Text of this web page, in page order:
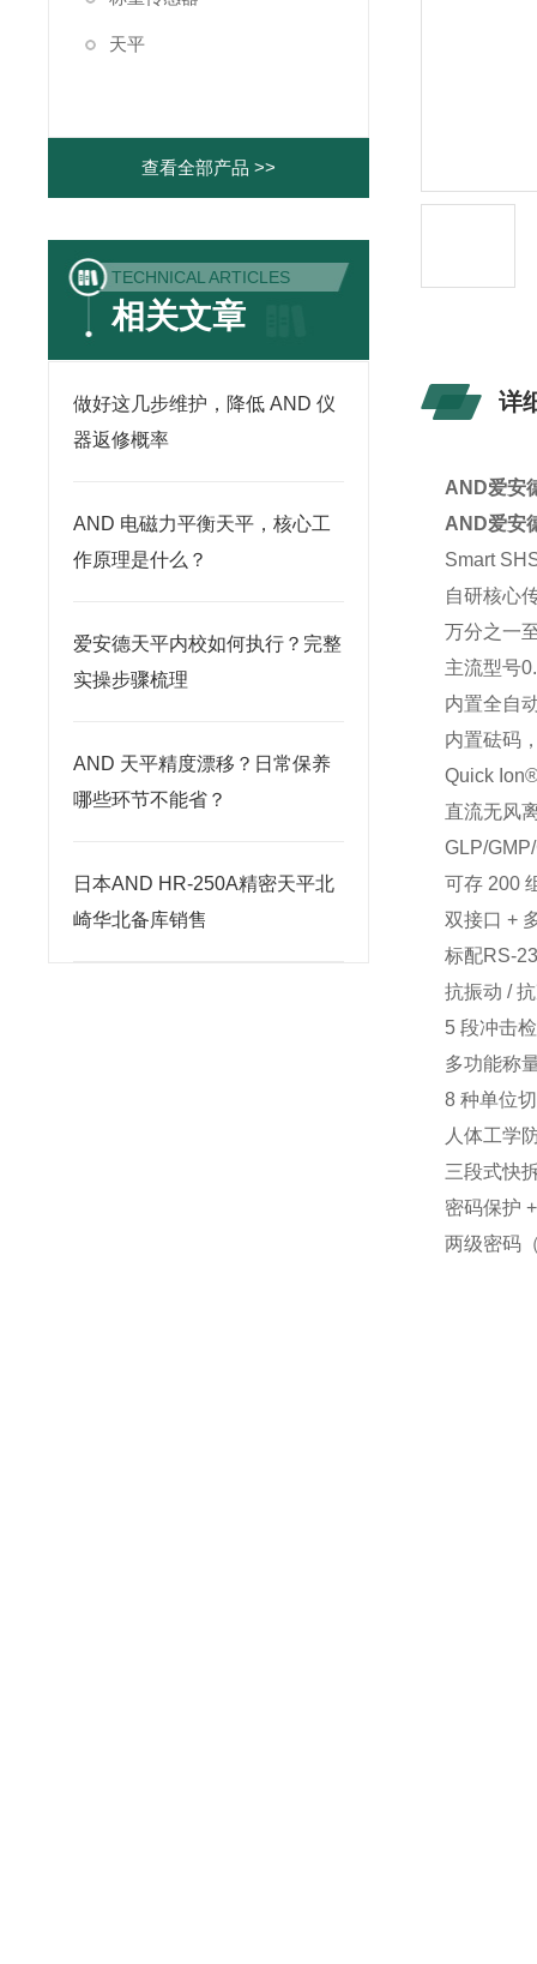
天平
查看全部产品 >>
TECHNICAL ARTICLES
相关文章
做好这几步维护，降低 AND 仪
器返修概率
AND 电磁力平衡天平，核心工
作原理是什么？
爱安德天平内校如何执行？完整
实操步骤梳理
AND 天平精度漂移？日常保养
哪些环节不能省？
日本AND HR-250A精密天平北
崎华北备库销售
详
AND爱安
AND爱安
Smart
自研核心
万分之一
主流型号
内置全自
内置砝码
Quick
直流无风
GLP/
可存 200
双接口 +
标配RS-
抗振动 /
5 段冲击
多功能称
8 种单位
人体工学
三段式快
密码保护
两级密码